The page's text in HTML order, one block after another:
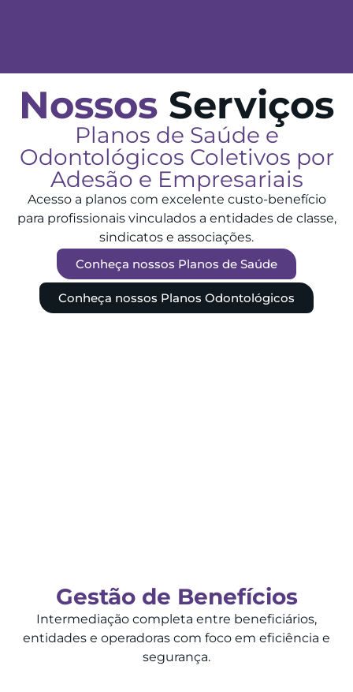
Nossos Serviços
Planos de Saúde e
Odontológicos Coletivos por
Adesão e Empresariais
Acesso a planos com excelente custo-benefício
para profissionais vinculados a entidades de classe,
sindicatos e associações.
Conheça nossos Planos de Saúde
Conheça nossos Planos Odontológicos
Gestão de Benefícios
Intermediação completa entre beneficiários,
entidades e operadoras com foco em eficiência e
segurança.